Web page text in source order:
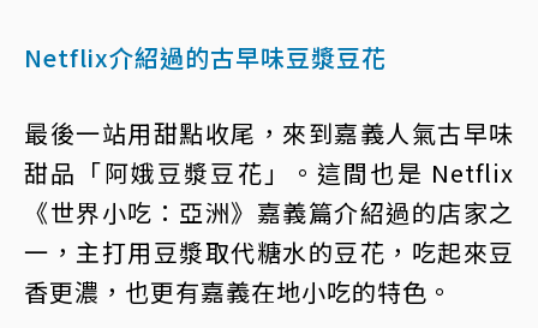
Netflix介紹過的古早味豆漿豆花
最後一站用甜點收尾，來到嘉義人氣古早味
甜品「阿娥豆漿豆花」。這間也是 Netflix
《世界小吃：亞洲》嘉義篇介紹過的店家之
一，主打用豆漿取代糖水的豆花，吃起來豆
香更濃，也更有嘉義在地小吃的特色。